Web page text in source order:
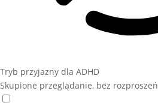
Tryb przyjazny dla ADHD
Skupione przeglądanie, bez rozproszeń